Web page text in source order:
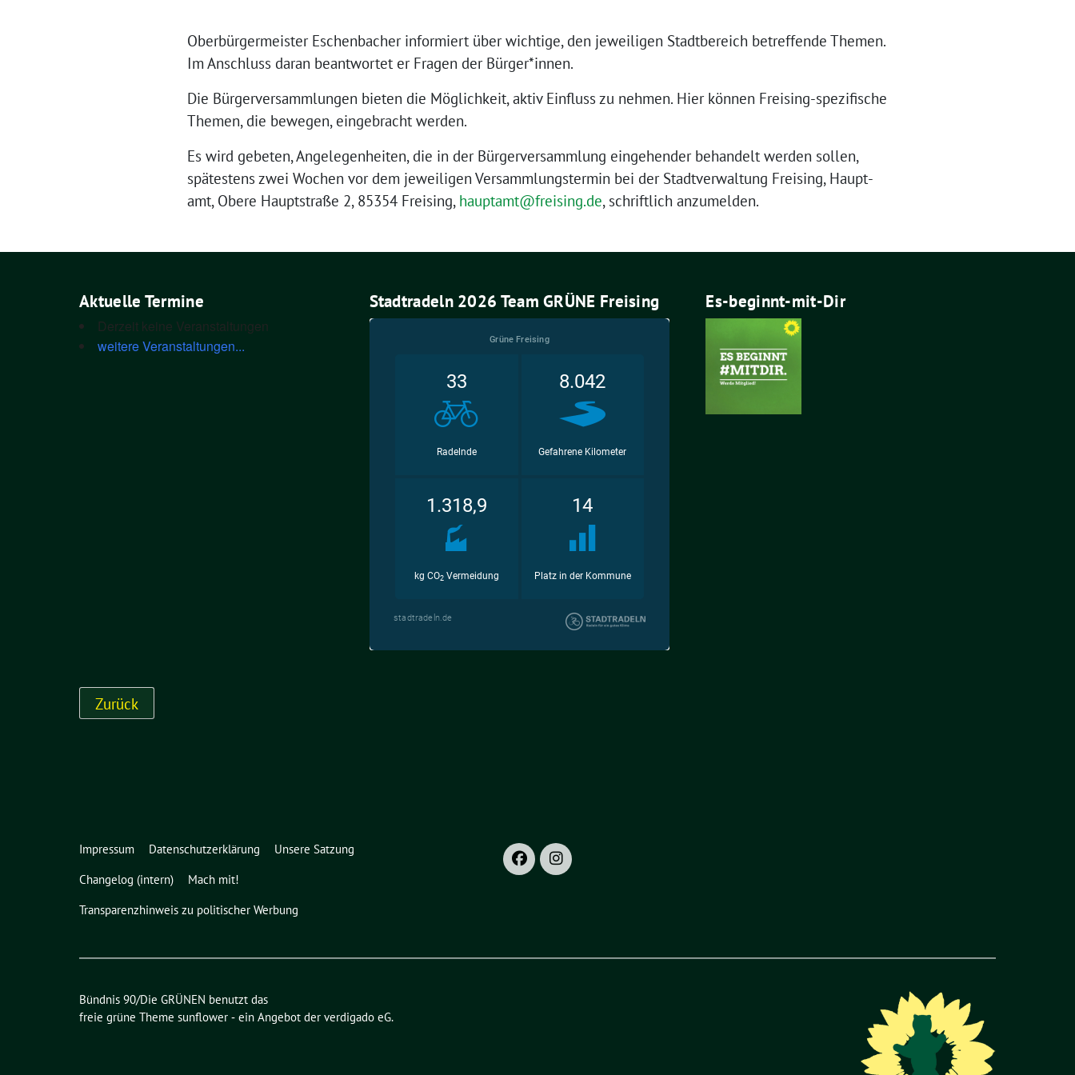
Ober­bür­ger­meis­ter Eschen­ba­cher infor­miert über wich­ti­ge, den jewei­li­gen Stadt­be­reich betref­fen­de The­men.
Im Anschluss dar­an beant­wor­tet er Fra­gen der Bürger*innen.
Die Bür­ger­ver­samm­lun­gen bie­ten die Mög­lich­keit, aktiv Ein­fluss zu neh­men. Hier kön­nen Frei­sing-spe­zi­fi­sche
The­men, die bewe­gen, ein­ge­bracht werden.
Es wird gebe­ten, Ange­le­gen­hei­ten, die in der Bür­ger­ver­samm­lung ein­ge­hen­der behan­delt wer­den sol­len,
spä­tes­tens zwei Wochen vor dem jewei­li­gen Ver­samm­lungs­ter­min bei der Stadt­ver­wal­tung Frei­sing, Haupt­
amt, Obe­re Haupt­stra­ße 2, 85354 Frei­sing, hauptamt@freising.de, schrift­lich anzumelden.
Aktuelle Termine
Derzeit keine Veranstaltungen
weitere Veranstaltungen...
Stadtradeln 2026 Team GRÜNE Freising Es-beginnt-mit-Dir
Impressum Datenschutzerklärung
Unsere Satzung
Changelog (intern)
Mach mit!
Transparenzhinweis zu politischer Werbung
Bündnis 90/Die GRÜNEN benutzt das
freie grüne Theme sunflower ‐ ein Angebot der verdigado eG.